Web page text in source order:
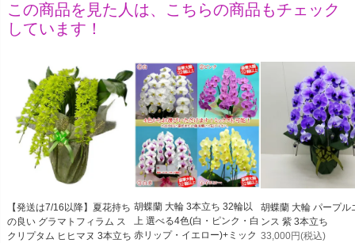
この商品を見た人は、こちらの商品もチェック
しています！
【発送は7/16以降】夏花持ち
の良い グラマトフィラム ス
クリプタム ヒヒマヌ 3本立ち
胡蝶蘭 大輪 3本立ち 32輪以
上 選べる4色(白・ピンク・白
赤リップ・イエロー)+ミック
胡蝶蘭 大輪 パープル
ンス 紫 3本立ち
33,000円(税込)